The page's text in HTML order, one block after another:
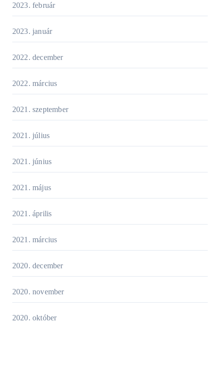
2023. február
2023. január
2022. december
2022. március
2021. szeptember
2021. július
2021. június
2021. május
2021. április
2021. március
2020. december
2020. november
2020. október